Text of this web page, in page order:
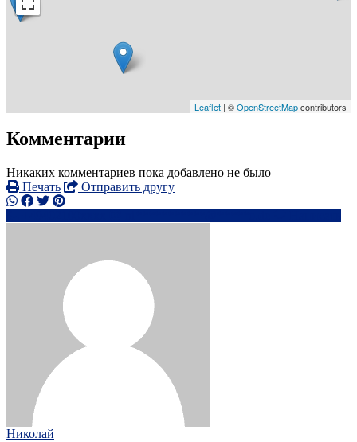
Leaflet | ©OpenStreetMapcontributors
Комментарии
Никаких комментариев пока добавлено не было
Печать
Отправить другу
Николай